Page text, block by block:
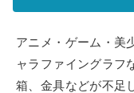
アニメ・ゲーム・美
ャラファイングラフ
箱、金具などが不足